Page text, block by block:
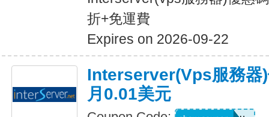
折+免運費
Expires on 2026-09-22
Interserver(vps服務器
月0.01美元